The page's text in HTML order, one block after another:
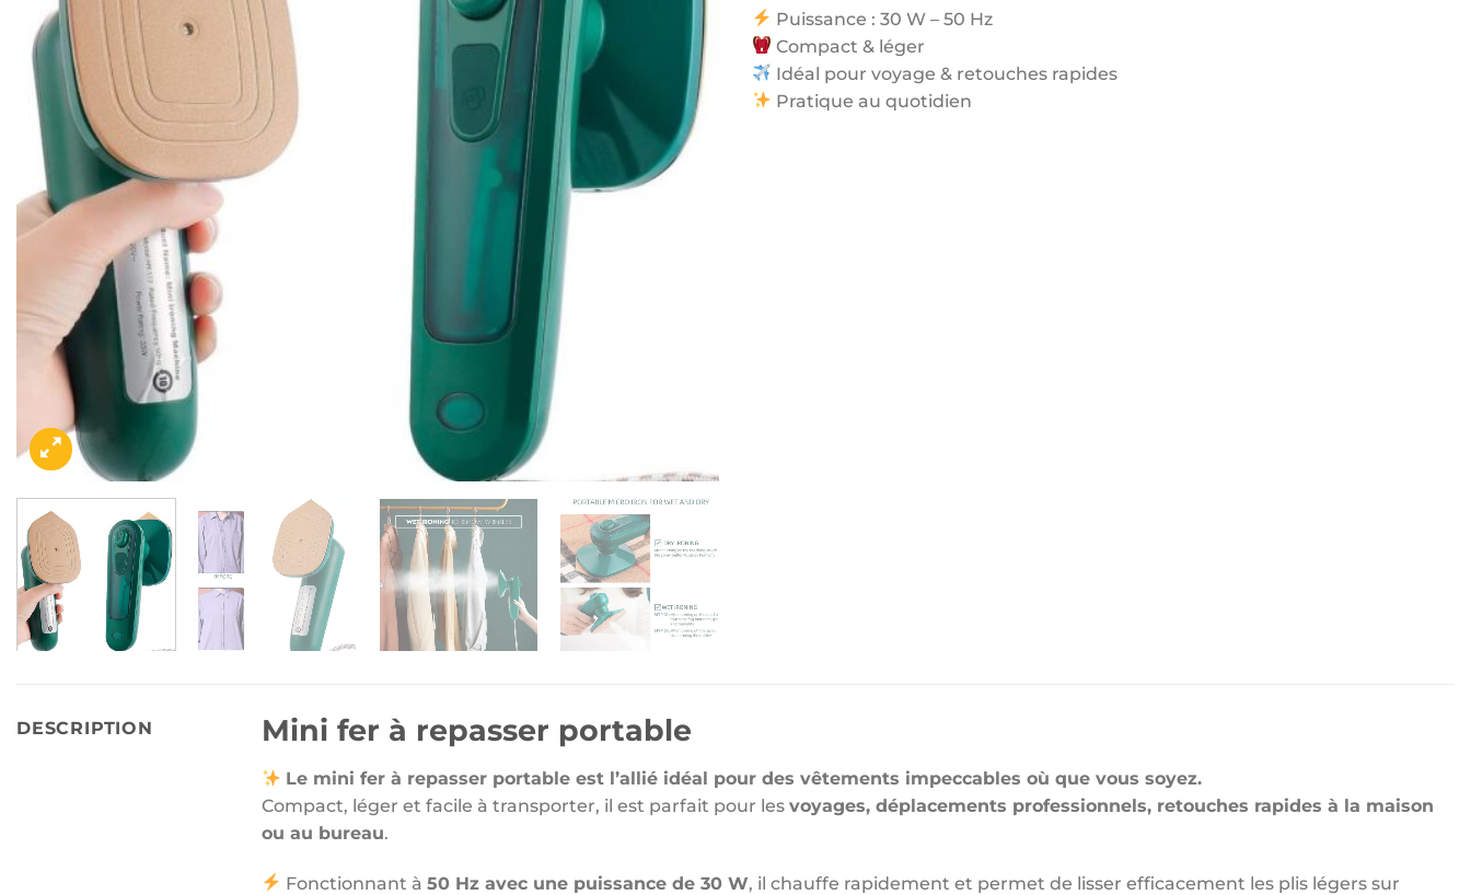
Puissance : 30 W – 50 Hz
Compact & léger
Idéal pour voyage & retouches rapides
Pratique au quotidien
DESCRIPTION Mini fer à repasser portable
Le mini fer à repasser portable est l’allié idéal pour des vêtements impeccables où que vous soyez.
Compact, léger et facile à transporter, il est parfait pour les voyages, déplacements professionnels, retouches rapides à la maison
ou au bureau.
Fonctionnant à50 Hz avec une puissance de 30 W, il chauffe rapidement et permet de lisser efficacement les plis légers sur